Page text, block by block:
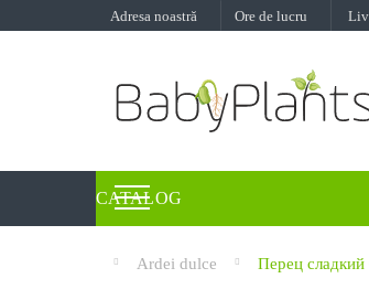
Adresa noastră Ore de lucru
CATALOG
Ardei dulce Перец